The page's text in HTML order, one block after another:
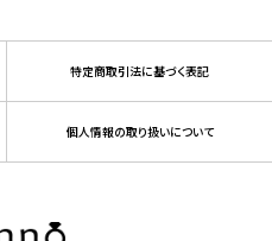
特定商取引法に基づく表記
個人情報の取り扱いについて